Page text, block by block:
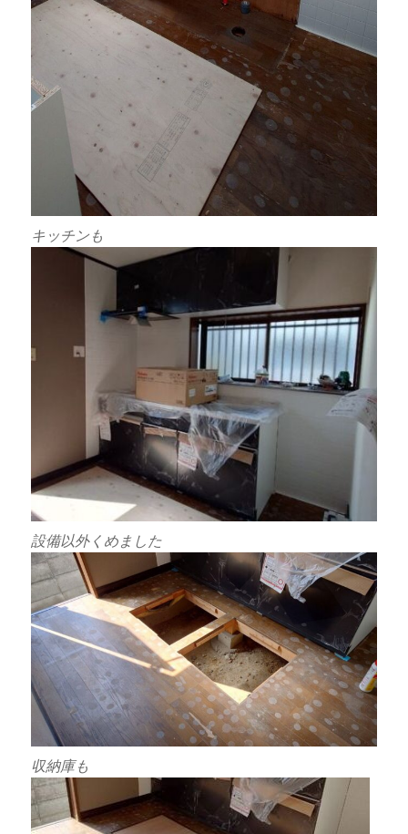
キッチンも
設備以外くめました
収納庫も